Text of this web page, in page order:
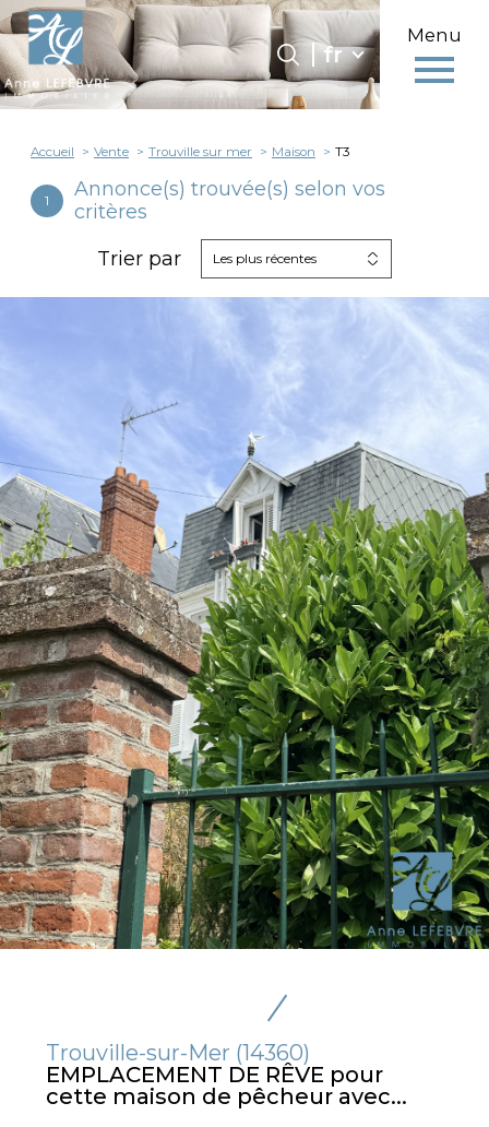
Menu
Langue
fr
Accueil 0 Langue
fr
Accueil Vente Trouville sur mer Maison T3
1
Annonce(s) trouvée(s) selon vos
critères
Trier par
Les plus récentes
Trouville-sur-Mer (14360)
EMPLACEMENT DE RÊVE pour
cette maison de pêcheur avec...